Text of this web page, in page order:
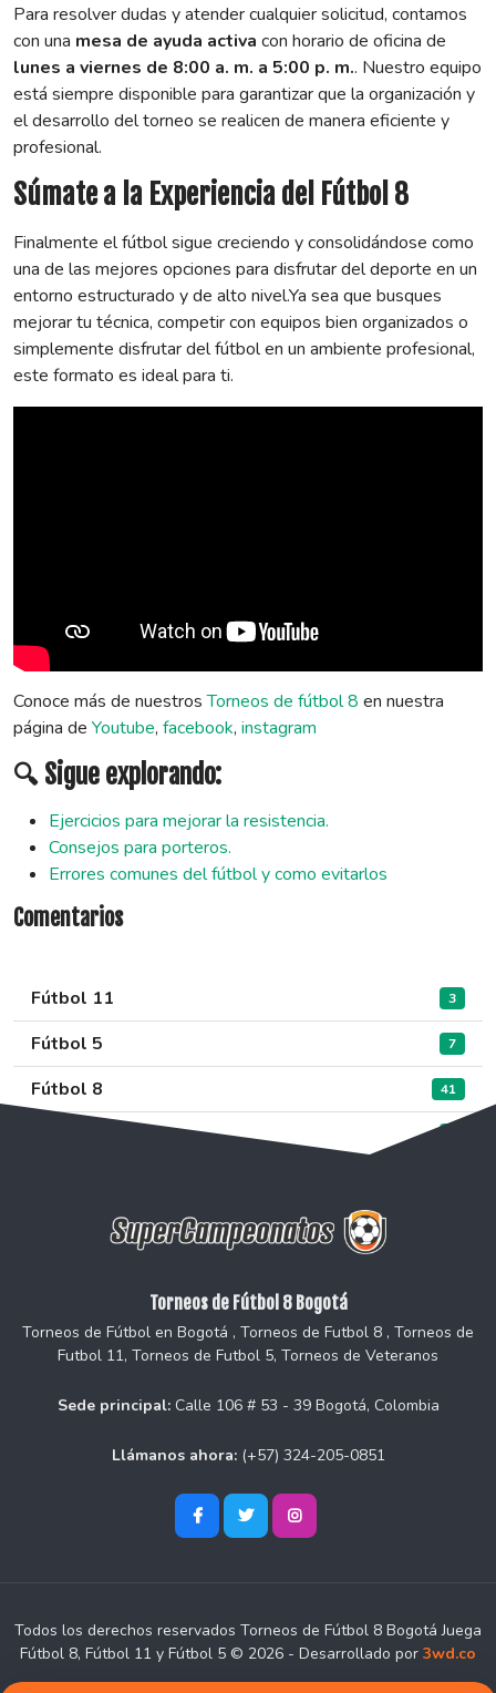
Para resolver dudas y atender cualquier solicitud, contamos
con una mesa de ayuda activa con horario de oficina de
lunes a viernes de 8:00 a. m. a 5:00 p. m.. Nuestro equipo
está siempre disponible para garantizar que la organización y
el desarrollo del torneo se realicen de manera eficiente y
profesional.
Súmate a la Experiencia del Fútbol 8
Finalmente el fútbol sigue creciendo y consolidándose como
una de las mejores opciones para disfrutar del deporte en un
entorno estructurado y de alto nivel.Ya sea que busques
mejorar tu técnica, competir con equipos bien organizados o
simplemente disfrutar del fútbol en un ambiente profesional,
este formato es ideal para ti.
Conoce más de nuestrosTorneos de fútbol 8 en nuestra
página de Youtube, facebook, instagram
🔍 Sigue explorando:
Ejercicios para mejorar la resistencia.
Consejos para porteros.
Errores comunes del fútbol y como evitarlos
Comentarios
Fútbol 11 3
Fútbol 5 7
Fútbol 8 41
Torneos de Fútbol 8 Bogotá
Torneos de Fútbol en Bogotá , Torneos de Futbol 8 , Torneos de
Futbol 11, Torneos de Futbol 5, Torneos de Veteranos
Sede principal:Calle 106 # 53 - 39 Bogotá, Colombia
Llámanos ahora:(+57) 324-205-0851
Todos los derechos reservados Torneos de Fútbol 8 Bogotá Juega
Fútbol 8, Fútbol 11 y Fútbol 5 © 2026 - Desarrollado por 3wd.co